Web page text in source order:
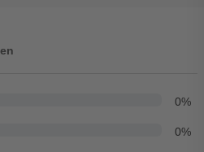
0%
0%